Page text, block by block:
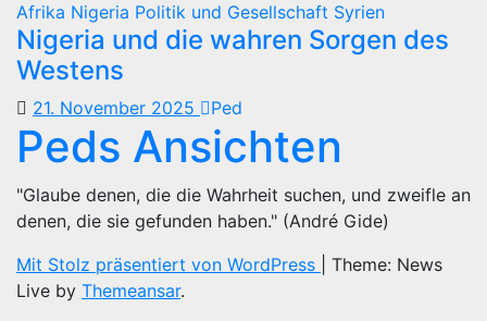
Afrika Nigeria Politik und Gesellschaft Syrien
Nigeria und die wahren Sorgen des
Westens
21. November 2025 Ped
Peds Ansichten
"Glaube denen, die die Wahrheit suchen, und zweifle an
denen, die sie gefunden haben." (André Gide)
Mit Stolz präsentiert von WordPress
Theme: News
Live by Themeansar.